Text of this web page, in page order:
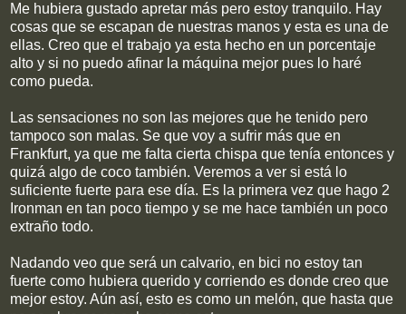
Me hubiera gustado apretar más pero estoy tranquilo. Hay
cosas que se escapan de nuestras manos y esta es una de
ellas. Creo que el trabajo ya esta hecho en un porcentaje
alto y si no puedo afinar la máquina mejor pues lo haré
como pueda.
Las sensaciones no son las mejores que he tenido pero
tampoco son malas. Se que voy a sufrir más que en
Frankfurt, ya que me falta cierta chispa que tenía entonces y
quizá algo de coco también. Veremos a ver si está lo
suficiente fuerte para ese día. Es la primera vez que hago 2
Ironman en tan poco tiempo y se me hace también un poco
extraño todo.
Nadando veo que será un calvario, en bici no estoy tan
fuerte como hubiera querido y corriendo es donde creo que
mejor estoy. Aún así, esto es como un melón, que hasta que